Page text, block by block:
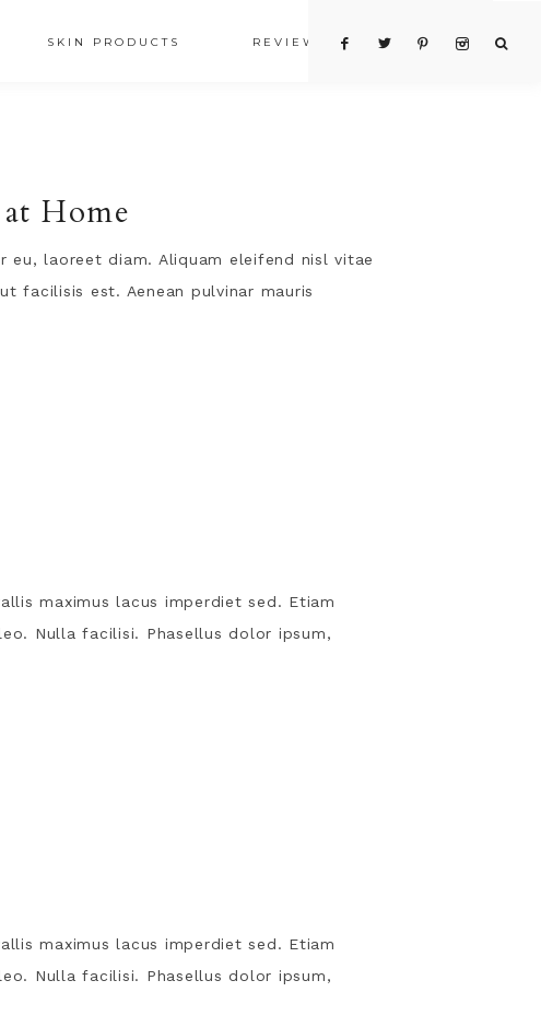
SKIN PRODUCTS REVIEWS SHOP
Home
laoreet diam. Aliquam eleifend nisl vitae
facilisis est. Aenean pulvinar mauris
maximus lacus imperdiet sed. Etiam
Nulla facilisi. Phasellus dolor ipsum,
maximus lacus imperdiet sed. Etiam
Nulla facilisi. Phasellus dolor ipsum,